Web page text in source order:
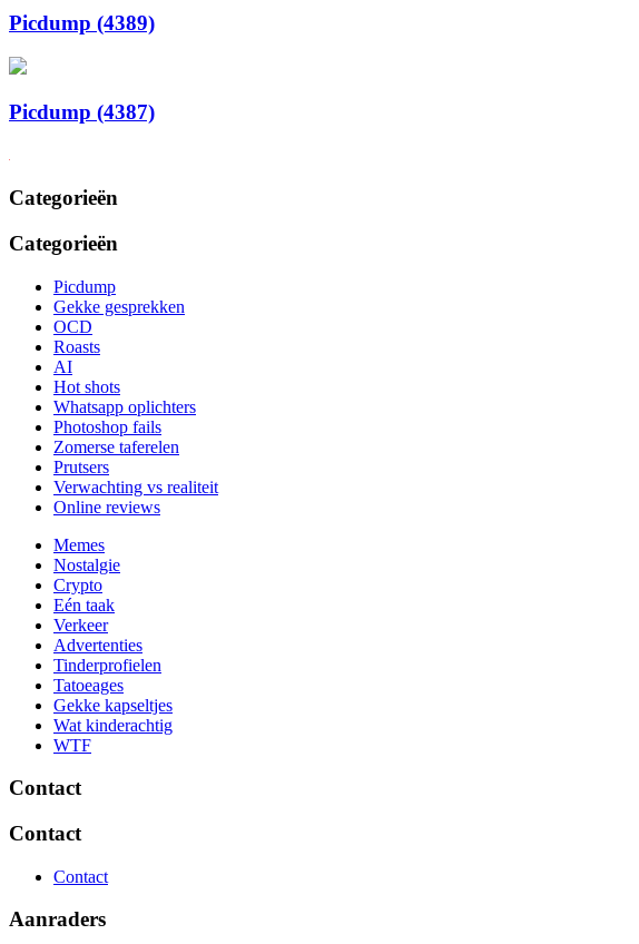
Picdump (4389)
Picdump (4387)
Categorieën
Categorieën
Picdump
Gekke gesprekken
OCD
Roasts
AI
Hot shots
Whatsapp oplichters
Photoshop fails
Zomerse taferelen
Prutsers
Verwachting vs realiteit
Online reviews
Memes
Nostalgie
Crypto
Eén taak
Verkeer
Advertenties
Tinderprofielen
Tatoeages
Gekke kapseltjes
Wat kinderachtig
WTF
Contact
Contact
Contact
Aanraders